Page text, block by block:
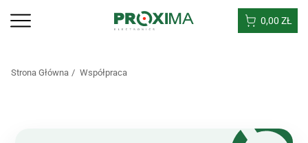
0,00 ZŁ
Strona Główna Współpraca